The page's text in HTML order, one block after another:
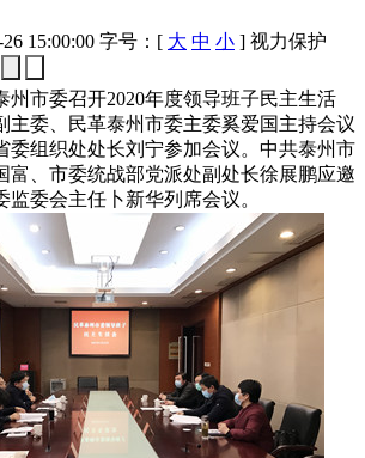
15:00:00 字号：[ 大 中 小 ] 视力保护
市委召开2020年度领导班子民主生活
主委、民革泰州市委主委奚爱国主持会议
委组织处处长刘宁参加会议。中共泰州市
富、市委统战部党派处副处长徐展鹏应邀
监委会主任卜新华列席会议。